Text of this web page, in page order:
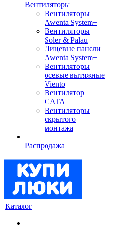
Вентиляторы
Вентиляторы
Awenta System+
Вентиляторы
Soler & Palau
Лицевые панели
Awenta System+
Вентиляторы
осевые вытяжные
Viento
Вентилятор
CATA
Вентиляторы
скрытого
монтажа
Распродажа
Каталог